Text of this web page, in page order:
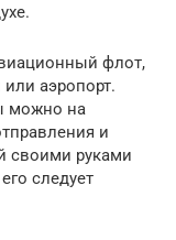
флот,
аэропорт.
можно на
и
своими руками
следует